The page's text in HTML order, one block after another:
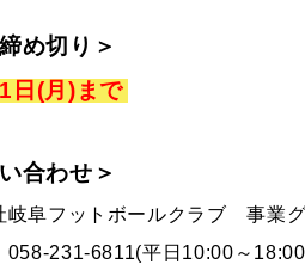
め切り＞
日(月)まで
合わせ＞
岐阜フットボールクラブ 事業
058-231-6811(平日10:00～